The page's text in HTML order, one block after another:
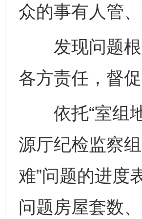
众的事有人管
发现问题根
各方责任，督
依托“室组地
源厅纪检监察
难”问题的进度
问题房屋套数